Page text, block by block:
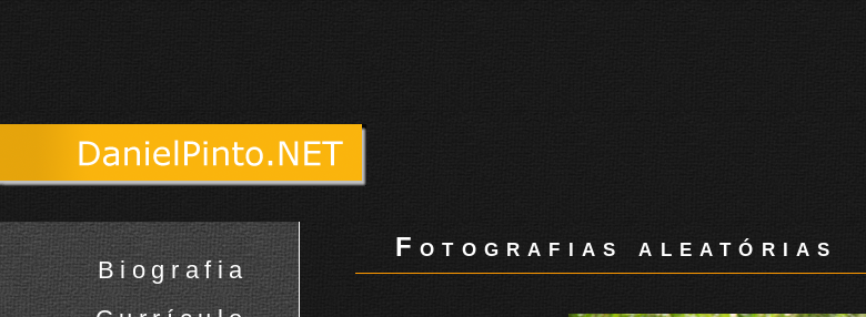
Biografia
Fotografias aleatórias